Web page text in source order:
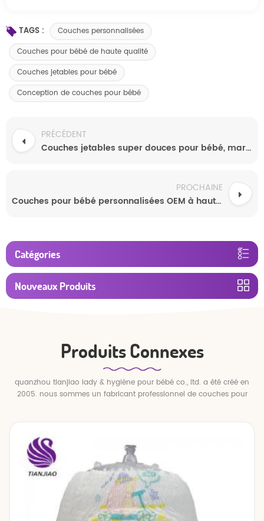
TAGS :
Couches personnalisées
Couches pour bébé de haute qualité
Couches jetables pour bébé
Conception de couches pour bébé
PRÉCÉDENT
Couches jetables super douces pour bébé, marque chinoise, vente en gros
PROCHAINE
Couches pour bébé personnalisées OEM à haute absorption, de la meilleure qualité et compétitives
Catégories
Nouveaux Produits
Produits Connexes
quanzhou tianjiao lady & hygiène pour bébé co., ltd. a été créé en
2005. nous sommes un fabricant professionnel de couches pour